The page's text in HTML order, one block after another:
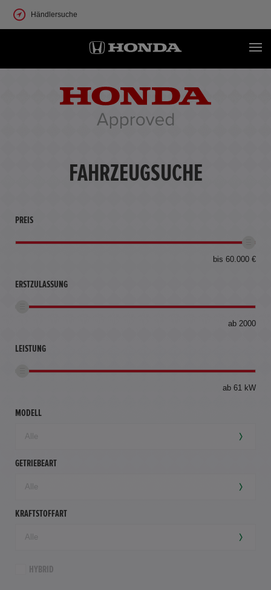
Händlersuche
FAHRZEUGSUCHE
PREIS
bis 60.000 €
ERSTZULASSUNG
ab 2000
LEISTUNG
ab 61 kW
MODELL
GETRIEBEART
KRAFTSTOFFART
HYBRID